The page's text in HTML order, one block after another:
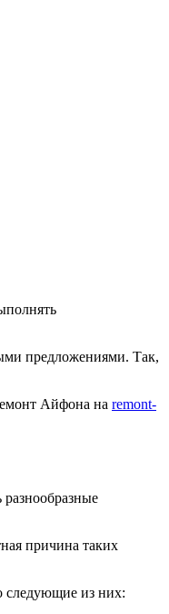
предложениями. Так,
Айфона на remont-
причина таких
следующие из них: